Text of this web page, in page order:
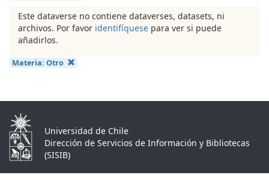
Este dataverse no contiene dataverses, datasets, ni
archivos. Por favor identifíquese para ver si puede
añadirlos.
Materia: Otro
Universidad de Chile
Dirección de Servicios de Información y Bibliotecas
(SISIB)